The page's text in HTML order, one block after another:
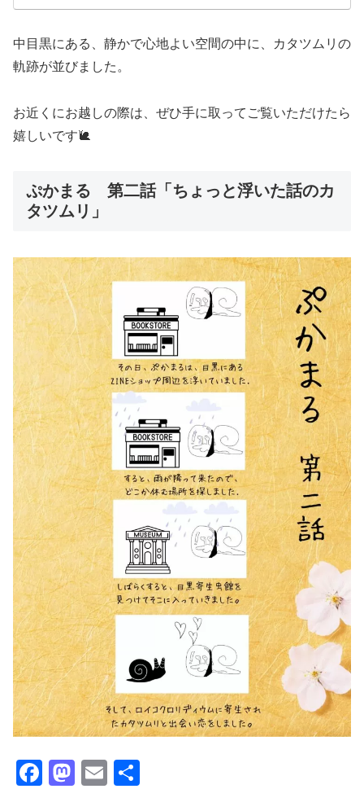
中目黒にある、静かで心地よい空間の中に、カタツムリの
軌跡が並びました。
お近くにお越しの際は、ぜひ手に取ってご覧いただけたら
嬉しいです🐌
ぷかまる 第二話「ちょっと浮いた話のカ
タツムリ」
F
M
E